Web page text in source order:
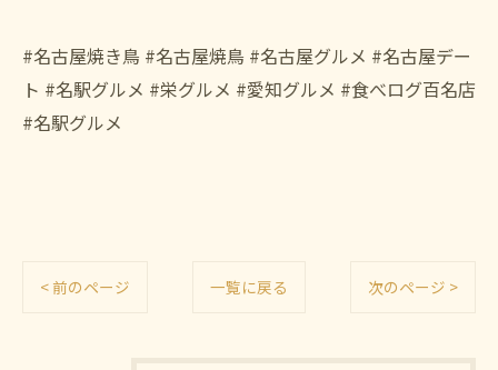
#名古屋焼き鳥 #名古屋焼鳥 #名古屋グルメ #名古屋デー
ト #名駅グルメ #栄グルメ #愛知グルメ #食べログ百名店
#名駅グルメ
< 前のページ 一覧に戻る 次のページ >